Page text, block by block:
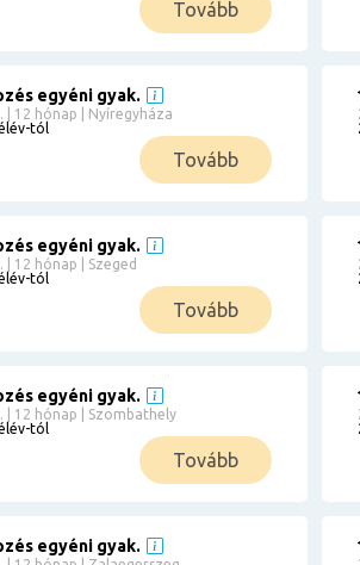
Tovább
egyéni gyak.
| 12 hónap | Nyíregyháza
tól
Tovább
egyéni gyak.
| 12 hónap | Szeged
tól
Tovább
egyéni gyak.
| 12 hónap | Szombathely
tól
Tovább
egyéni gyak.